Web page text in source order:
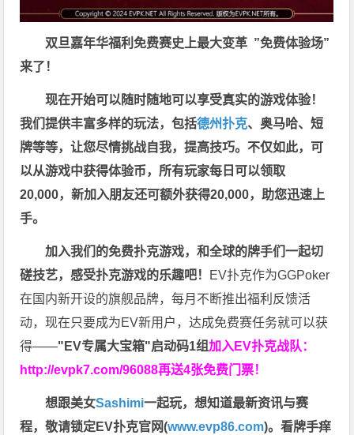
双旦嘉年华福利免费赛史上最大变革 ”免费体验场”
来了！
现在开始可以随时随地可以享受真实的游戏体验！
我们提供丰富多样的玩法，包括德州扑克、奥马哈、短
牌等等，让您尽情挑战自我，提高技巧。不仅如此， 可
以从游戏中获得体验币，所有玩家每日可以领取
20,000，新加入朋友还可额外获得20,000，助您迅速上
手。
加入我们的免费扑克游戏，和全球的牌手们一起切
磋技艺，感受扑克游戏的乐趣吧！ EV扑克作为GGPoker
在国内新开设的旗舰品牌，每月不断推出福利反馈活
动，现在只要成为EV新用户，达成免费赛任务就可以获
得——"EV专属大宝箱"启动码1组加入EV扑克战队：
http://evpk7.com/96088再送4张免费门票！
想跟美女Sashimi一起玩，想知道最新资讯与赛
程，敬请锁定EV扑克官网(www.evp86.com)。看牌手痒